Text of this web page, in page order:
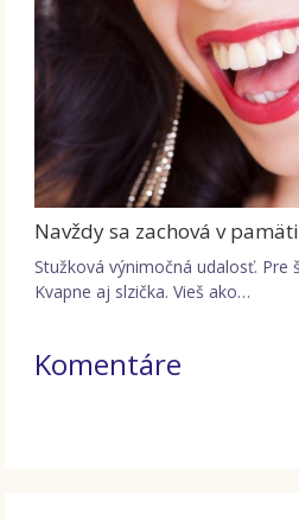
Navždy sa zachová v
Stužková výnimočná udalosť. Pre
Kvapne aj slzička. Vieš ako…
Komentáre